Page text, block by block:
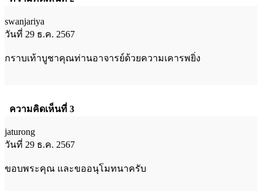
swanjariya
วันที่ 29 ธ.ค. 2567
กราบเท้าบูชาคุณท่านอาจารย์ด้วยความเคารพยิ่ง
ความคิดเห็นที่ 3
jaturong
วันที่ 29 ธ.ค. 2567
ขอบพระคุณ และขออนุโมทนาครับ